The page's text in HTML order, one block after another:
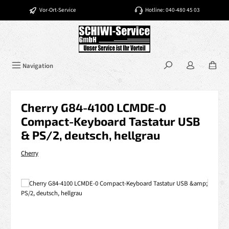
Zum Hauptinhalt springen
Vor-Ort-Service Hotline: 040-480 45 03
Navigation
Cherry G84-4100 LCMDE-0
Compact-Keyboard Tastatur USB
& PS/2, deutsch, hellgrau
Cherry
Bildergalerie überspringen